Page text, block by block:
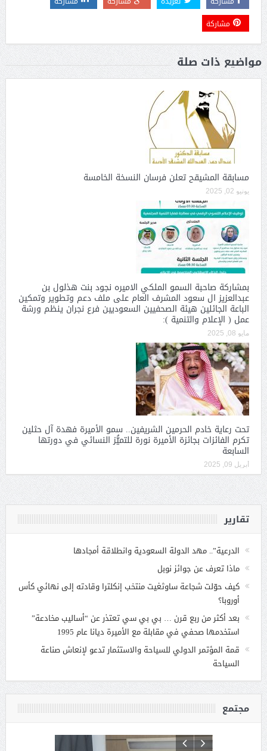
مشاركة
مواضيع ذات صلة
مسابقة المشيقح تعلن فرسان النسخة الخامسة
يونيو 02, 2025
بمشاركة صاحبة السمو الملكي الاميره نجود بنت هذلول بن
عبدالعزيز ال سعود المشرف العام على ملف دعم وتطوير وتمكين
الباعة الجائلين هيئة الصحفيين السعوديين فرع نجران ينظم ورشة
عمل ( الإعلام والتنمية ):
مايو 08, 2025
تحت رعاية خادم الحرمين الشريفين.. سمو الأميرة فهدة آل حثلين
تكرم الفائزات بجائزة الأميرة نورة للتميُّز النسائي في دورتها
السابعة
أبريل 09, 2025
تقارير
الدرعية”.. مهد الدولة السعودية وانطلاقة أمجادها
ماذا تعرف عن جوائز نوبل
كيف حوّلت شجاعة ساوثغيت منتخب إنكلترا وقادته إلى نهائي كأس
أوروبا؟
بعد أكثر من ربع قرن … بي بي سي تعتذر عن “أساليب مخادعة”
استخدمها صحفي في مقابلة مع الأميرة ديانا عام 1995
قمة المؤتمر الدولي للسياحة والاستثمار تدعو لإنعاش صناعة
السياحة
مجتمع